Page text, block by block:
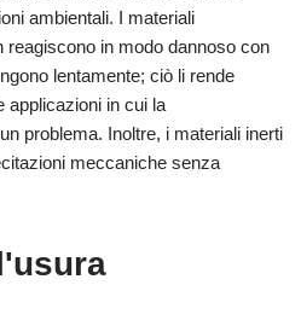
ambientali. I materiali
reagiscono in modo dannoso con
lentamente; ciò li rende
applicazioni in cui la
problema. Inoltre, i materiali inerti
meccaniche senza